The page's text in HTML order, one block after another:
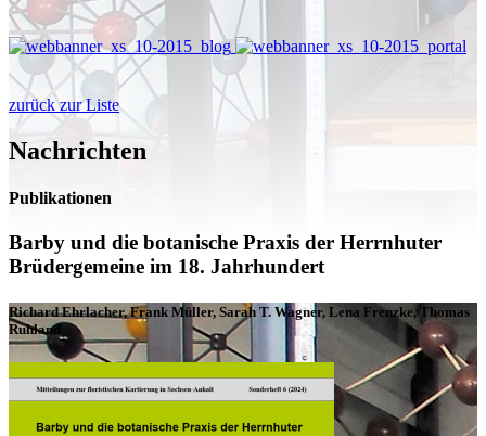
zurück zur Liste
Nachrichten
Publikationen
Barby und die botanische Praxis der Herrnhuter
Brüdergemeine im 18. Jahrhundert
Richard Ehrlacher, Frank Müller, Sarah T. Wagner, Lena Frenzke, Thomas
Ruhland